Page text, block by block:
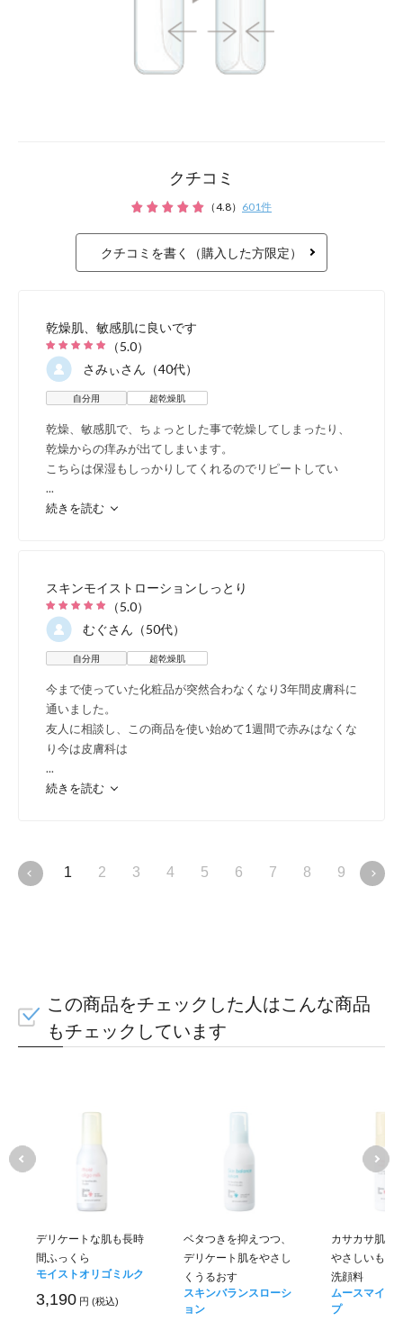
乾燥敏感肌
ママ&キッズ
カサつき、乾燥、つ
粉吹きやかゆみが出
化粧ノリが悪く、
ベタつく部分とカ
思春期ニキビ・毛
部分的に化粧崩れし
それぞれの
クチコミ
（4.8） 601件
クチコミを書く（購入した方限定）
乾燥肌、敏感肌に良いです
（5.0）
さみぃさん（40代）
自分用 超乾燥肌
乾燥、敏感肌で、ちょっとした事で乾燥してしまったり、
乾燥からの痒みが出てしまいます。
こちらは保湿もしっかりしてくれるのでリピートしてい
...
続きを読む
スキンモイストローションしっとり
（5.0）
むぐさん（50代）
自分用 超乾燥肌
今まで使っていた化粧品が突然合わなくなり3年間皮膚科に
通いました。
友人に相談し、この商品を使い始めて1週間で赤みはなくな
り今は皮膚科は
...
続きを読む
1 2 3 4 5 6 7 8 9 10
この商品をチェックした人はこんな商品
もチェックしています
デリケートな肌も長時
間ふっくら
モイストオリゴミルク
3,190 円 (税込)
ベタつきを抑えつつ、
デリケート肌をやさし
くうるおす
スキンバランスローシ
ョン
カサカサ肌を
やさしいもっ
洗顔料
ムースマイル
プ